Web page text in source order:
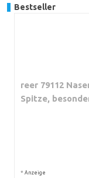
Bestseller
reer 79112
Spitze,
* Anzeige